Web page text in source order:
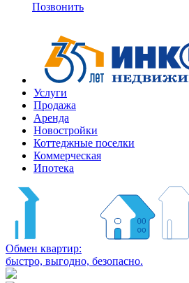
Позвонить
Услуги
Продажа
Аренда
Новостройки
Коттеджные поселки
Коммерческая
Ипотека
Обмен квартир:
быстро, выгодно, безопасно.